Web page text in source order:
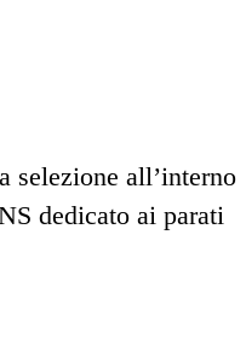
selezione all’interno
dedicato ai parati